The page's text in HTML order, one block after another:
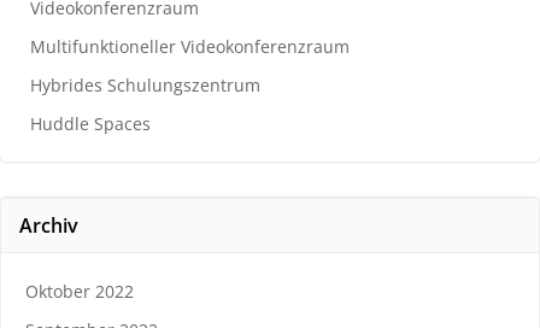
Videokonferenzraum
Multifunktioneller Videokonferenzraum
Hybrides Schulungszentrum
Huddle Spaces
Archiv
Oktober 2022